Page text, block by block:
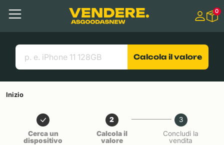
Contenuto principale
Menu
Cerca
Link utili
0
Calcola il valore
Inizio
Cerca un
dispositivo
2
Calcola il
valore
3
Concludi la
vendita